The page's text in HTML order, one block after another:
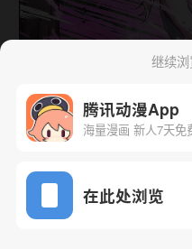
下一话
继续
腾讯动漫App
海量漫画 新人7天免
在此处浏览